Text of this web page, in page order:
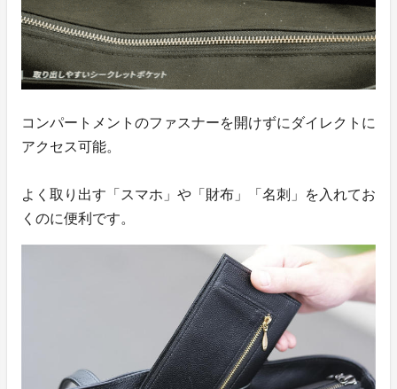
コンパートメントのファスナーを開けずにダイレクトに
アクセス可能。
よく取り出す「スマホ」や「財布」「名刺」を入れてお
くのに便利です。